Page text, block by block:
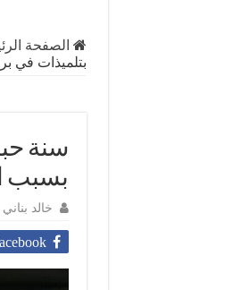
الصفحة
بتلميذات في
سنة
بسبب
خالد بناني